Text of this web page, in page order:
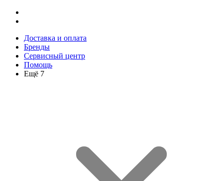
Доставка и оплата
Бренды
Сервисный центр
Помощь
Ещё 7